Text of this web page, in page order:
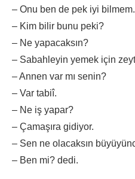
– Onu ben de pek iyi bilmem.
– Kim bilir bunu peki?
– Ne yapacaksın?
– Sabahleyin yemek için
– Annen var mı senin?
– Var tabiî.
– Ne iş yapar?
– Çamaşıra gidiyor.
– Sen ne olacaksın
– Ben mi? dedi.